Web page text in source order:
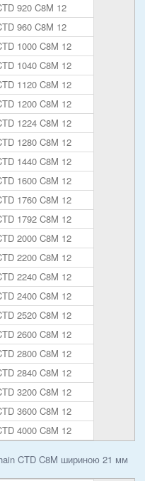
920 C8M 12
960 C8M 12
1000 C8M 12
1040 C8M 12
1120 C8M 12
1200 C8M 12
1224 C8M 12
1280 C8M 12
1440 C8M 12
1600 C8M 12
1760 C8M 12
1792 C8M 12
2000 C8M 12
2200 C8M 12
2240 C8M 12
2400 C8M 12
2520 C8M 12
2600 C8M 12
2800 C8M 12
2840 C8M 12
3200 C8M 12
3600 C8M 12
4000 C8M 12
CTD C8M шириною 21 мм